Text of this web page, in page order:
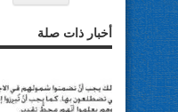
أخبار ذات صلة